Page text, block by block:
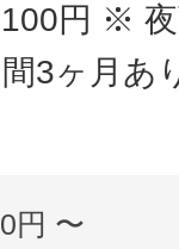
円 ※ 夜
3ヶ月
円 〜